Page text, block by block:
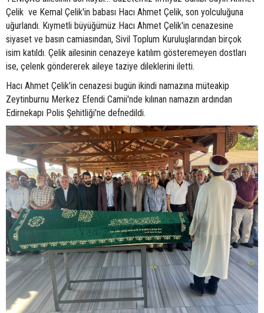
Çelik ve Kemal Çelik'in babası Hacı Ahmet Çelik, son yolculuğuna
uğurlandı. Kıymetli büyüğümüz Hacı Ahmet Çelik'in cenazesine
siyaset ve basın camiasından, Sivil Toplum Kuruluşlarından birçok
isim katıldı. Çelik ailesinin cenazeye katılım gösteremeyen dostları
ise, çelenk göndererek aileye taziye dileklerini iletti.
Hacı Ahmet Çelik'in cenazesi bugün ikindi namazına müteakip
Zeytinburnu Merkez Efendi Camii'nde kılınan namazın ardından
Edirnekapı Polis Şehitliği'ne defnedildi.